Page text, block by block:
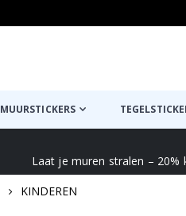
MUURSTICKERS
Laat je muren stralen –
KINDEREN